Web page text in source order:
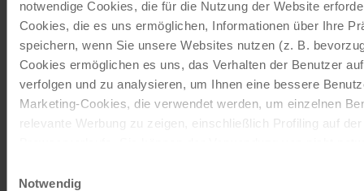
notwendige Cookies, die für die Nutzung der Website
Cookies, die es uns ermöglichen, Informationen über Ihre
speichern, wenn Sie unsere Websites nutzen (z. B.
Cookies ermöglichen es uns, das Verhalten der Benutzer
verfolgen und zu analysieren, um Ihnen eine bessere
Marketing-Cookies, die verwendet werden, um einzelnen
relevante Werbung zu zeigen, einschließlich Profiling auf
entscheiden, nur notwendige Cookies zu verwenden, indem
Notwendig
Mehr lesen
©
ab€ 90,-
Tourenrad Herren groß
Marken Schauff oder Kalkhoff. Die Firma Schauff stellt